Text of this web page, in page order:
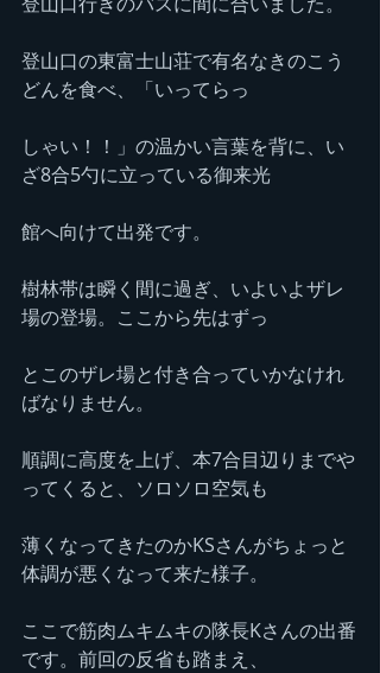
登山口の東富士山荘で有名なきのこう
どんを食べ、「いってらっ
しゃい！！」の温かい言葉を背に、い
ざ8合5勺に立っている御来光
館へ向けて出発です。
樹林帯は瞬く間に過ぎ、いよいよザレ
場の登場。ここから先はずっ
とこのザレ場と付き合っていかなけれ
ばなりません。
順調に高度を上げ、本7合目辺りまでや
ってくると、ソロソロ空気も
薄くなってきたのかKSさんがちょっと
体調が悪くなって来た様子。
ここで筋肉ムキムキの隊長Kさんの出番
です。前回の反省も踏まえ、